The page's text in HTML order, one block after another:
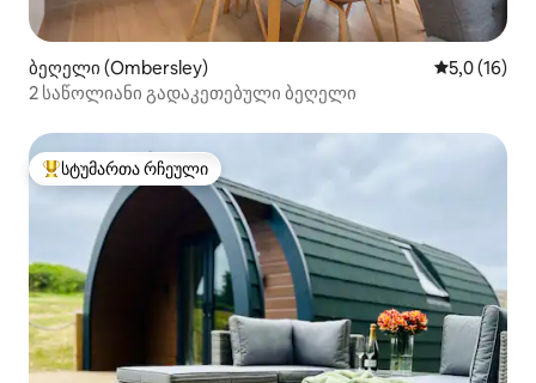
ბეღელი (Ombersley) საშუალო
5,0 (16)
2 საწოლიანი გადაკეთებული ბეღელი
სტუმართა რჩეული მოწინავე ვარიანტი
სტუმართა რჩეული